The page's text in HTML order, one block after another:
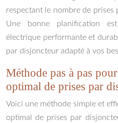
respectant le nombre de
Une bonne planification
électrique performante et
par disjoncteur adapté à vos
Méthode pas à pas
optimal de prises par
Voici une méthode simple et
optimal de prises par